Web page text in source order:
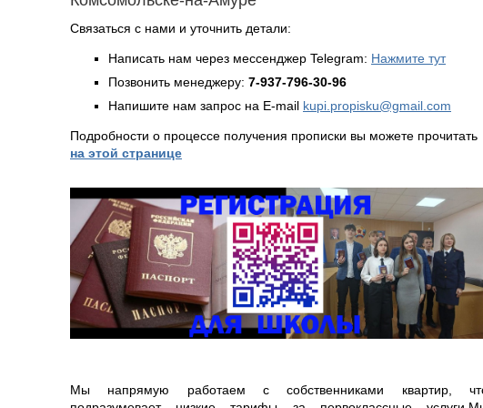
Связаться с нами и уточнить детали:
Написать нам через мессенджер Telegram: Нажмите тут
Позвонить менеджеру: 7-937-796-30-96
Напишите нам запрос на E-mail kupi.propisku@gmail.com
Подробности о процессе получения прописки вы можете прочитать
на этой странице
Мы напрямую работаем с собственниками квартир,